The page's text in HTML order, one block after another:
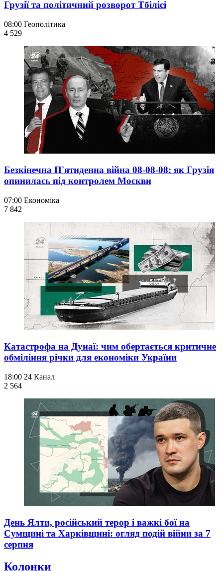
Грузії та політичний розворот Тбілісі
08:00 Геополітика
4 529
Безкінечна П'ятиденна війна 08-08-08: як Грузія
опинилась під контролем Москви
07:00 Економіка
7 842
Катастрофа на Дунаї: чим обертається критичне
обміління річки для економіки України
18:00 24 Канал
2 564
День Ялти, російський терор і важкі бої на
Сумщині та Харківщині: огляд подій війни за 7
серпня
Колонки